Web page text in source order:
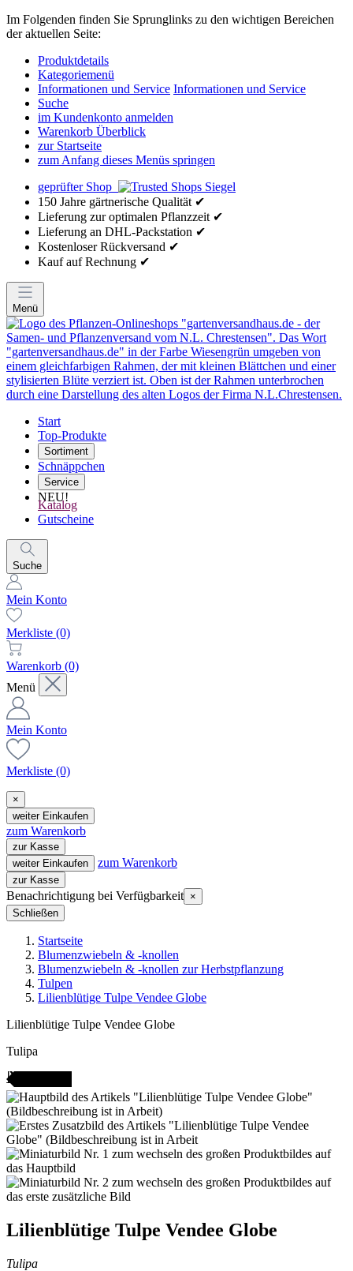
Im Folgenden finden Sie Sprunglinks zu den wichtigen Bereichen
der aktuellen Seite:
Produktdetails
Kategoriemenü
Informationen und Service Informationen und Service
Suche
im Kundenkonto anmelden
Warenkorb Überblick
zur Startseite
zum Anfang dieses Menüs springen
geprüfter Shop
150 Jahre gärtnerische Qualität ✔
Lieferung zur optimalen Pflanzzeit ✔
Lieferung an DHL-Packstation ✔
Kostenloser Rückversand ✔
Kauf auf Rechnung ✔
Menü
Start
Top-Produkte
Sortiment
Schnäppchen
Service
NEU!
Katalog
Gutscheine
Suche
Mein Konto
Merkliste (0)
Warenkorb (0)
Menü
Mein Konto
Merkliste (0)
×
weiter Einkaufen
zum Warenkorb
zur Kasse
weiter Einkaufen
zum Warenkorb
zur Kasse
Benachrichtigung bei Verfügbarkeit ×
Schließen
Startseite
Blumenzwiebeln & -knollen
Blumenzwiebeln & -knollen zur Herbstpflanzung
Tulpen
Lilienblütige Tulpe Vendee Globe
Lilienblütige Tulpe Vendee Globe
Tulipa
Lilienblütige Tulpe Vendee Globe
Tulipa